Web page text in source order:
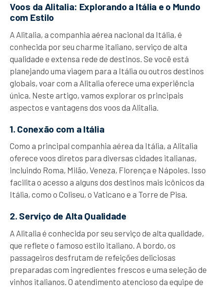
Voos da Alitalia: Explorando a Itália e o Mundo
com Estilo
A Alitalia, a companhia aérea nacional da Itália, é
conhecida por seu charme italiano, serviço de alta
qualidade e extensa rede de destinos. Se você está
planejando uma viagem para a Itália ou outros destinos
globais, voar com a Alitalia oferece uma experiência
única. Neste artigo, vamos explorar os principais
aspectos e vantagens dos voos da Alitalia.
1. Conexão com a Itália
Como a principal companhia aérea da Itália, a Alitalia
oferece voos diretos para diversas cidades italianas,
incluindo Roma, Milão, Veneza, Florença e Nápoles. Isso
facilita o acesso a alguns dos destinos mais icônicos da
Itália, como o Coliseu, o Vaticano e a Torre de Pisa.
2. Serviço de Alta Qualidade
A Alitalia é conhecida por seu serviço de alta qualidade,
que reflete o famoso estilo italiano. A bordo, os
passageiros desfrutam de refeições deliciosas
preparadas com ingredientes frescos e uma seleção de
vinhos italianos. O atendimento atencioso da equipe de